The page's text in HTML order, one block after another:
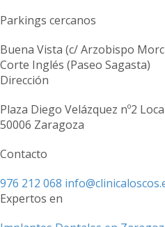
Parkings cercanos
Buena Vista (c/ Arzobispo
Corte Inglés (Paseo Sagasta)
Dirección
Plaza Diego Velázquez nº2
50006 Zaragoza
Contacto
976 212 068
Expertos en